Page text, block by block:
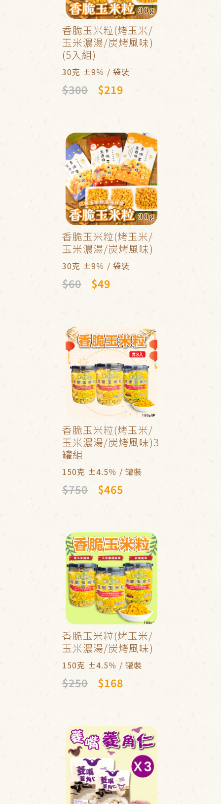
香脆玉米粒(烤玉米/
玉米濃湯/炭烤風味)
(5入組)
30克 ±9％ / 袋裝
$300 $219
香脆玉米粒(烤玉米/
玉米濃湯/炭烤風味)
30克 ±9％ / 袋裝
$60 $49
香脆玉米粒(烤玉米/
玉米濃湯/炭烤風味)3
罐組
150克 ±4.5％ / 罐裝
$750 $465
香脆玉米粒(烤玉米/
玉米濃湯/炭烤風味)
150克 ±4.5％ / 罐裝
$250 $168